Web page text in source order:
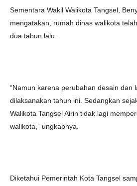
Sementara Wakil Walikota Tangsel,
mengatakan, rumah dinas walikota
dua tahun lalu.
“Namun karena perubahan desain dan
dilaksanakan tahun ini. Sedangkan
Walikota Tangsel Airin tidak lagi
walikota,” ungkapnya.
Diketahui Pemerintah Kota Tangsel